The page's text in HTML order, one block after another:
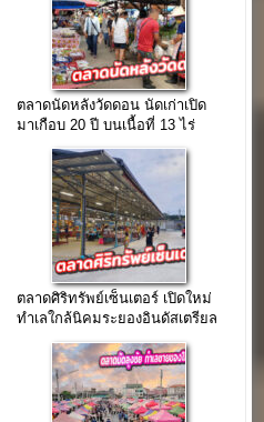
ตลาดนัดหลังวัดดอน นัดเก่าเปิด
มาเกือบ 20 ปี บนเนื้อที่ 13 ไร่
ตลาดศิริทรัพย์เซ็นเตอร์ เปิดใหม่
ทำเลใกล้นิคมระยองอินดัสเตรียล